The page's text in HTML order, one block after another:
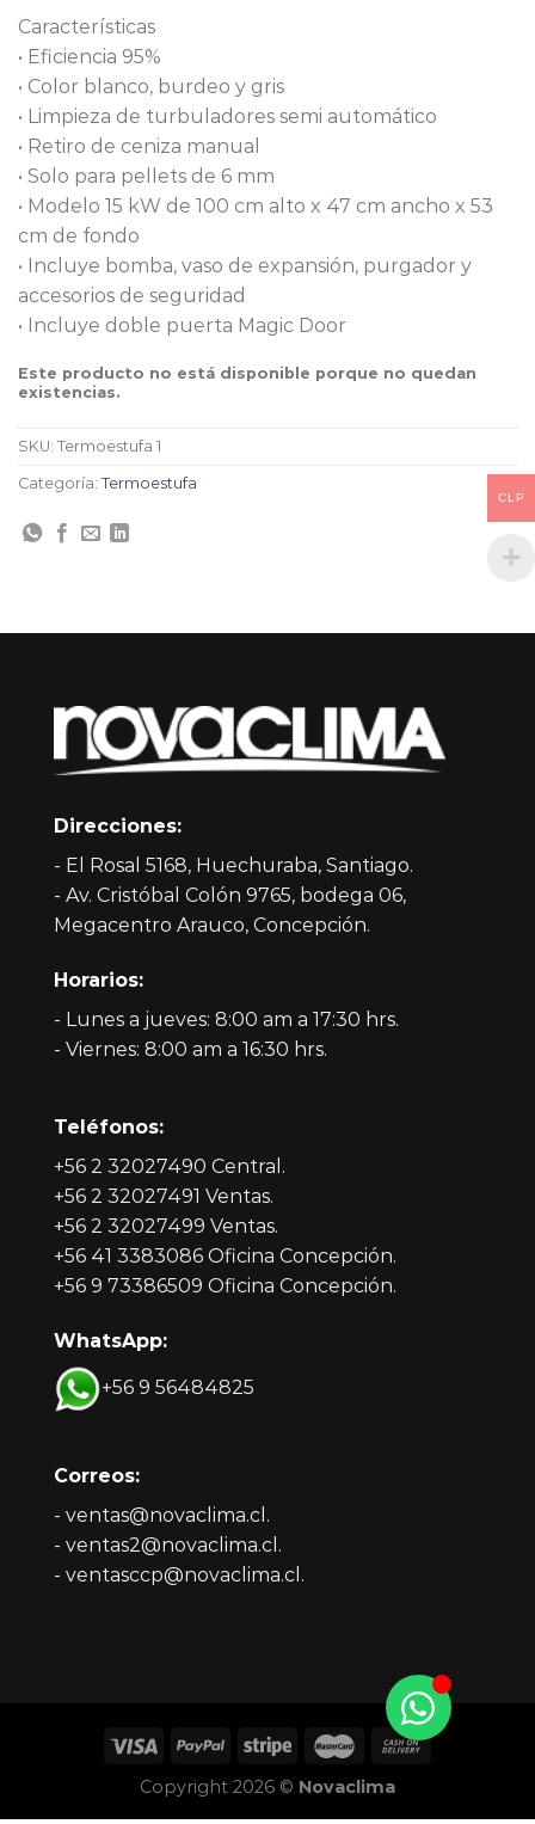
Características
• Eficiencia 95%
• Color blanco, burdeo y gris
• Limpieza de turbuladores semi automático
• Retiro de ceniza manual
• Solo para pellets de 6 mm
• Modelo 15 kW de 100 cm alto x 47 cm ancho x 53
cm de fondo
• Incluye bomba, vaso de expansión, purgador y
accesorios de seguridad
• Incluye doble puerta Magic Door
Este producto no está disponible porque no quedan
existencias.
SKU: Termoestufa 1
Categoría: Termoestufa
Direcciones:
- El Rosal 5168, Huechuraba, Santiago.
- Av. Cristóbal Colón 9765, bodega 06,
Megacentro Arauco, Concepción.
Horarios:
- Lunes a jueves: 8:00 am a 17:30 hrs.
- Viernes: 8:00 am a 16:30 hrs.
Teléfonos:
+56 2 32027490 Central.
+56 2 32027491 Ventas.
+56 2 32027499 Ventas.
+56 41 3383086 Oficina Concepción.
+56 9 73386509 Oficina Concepción.
WhatsApp:
+56 9 56484825
Correos:
- ventas@novaclima.cl.
- ventas2@novaclima.cl.
- ventasccp@novaclima.cl.
Copyright 2026 © Novaclima
CLP